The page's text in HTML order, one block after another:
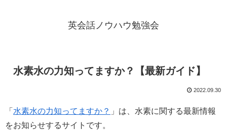
英会話ノウハウ勉強会
水素水の力知ってますか？【最新ガイド】
2022.09.30
「 水素水の力知ってますか？ 」は、水素に関する最新情報
をお知らせするサイトです。